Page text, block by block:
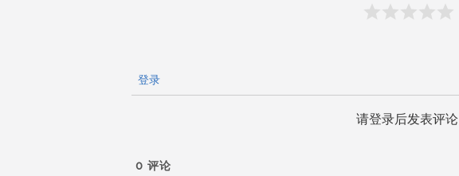
登录
请登录后发表评论
0 评论